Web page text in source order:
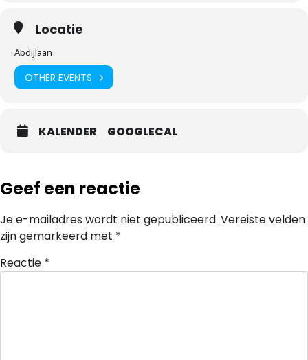
Locatie
Abdijlaan
OTHER EVENTS
KALENDER GOOGLECAL
Geef een reactie
Je e-mailadres wordt niet gepubliceerd. Vereiste velden
zijn gemarkeerd met *
Reactie *